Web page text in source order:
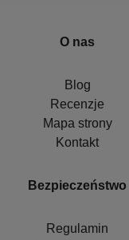
O nas
Blog
Recenzje
Mapa strony
Kontakt
Bezpieczeństwo
Regulamin